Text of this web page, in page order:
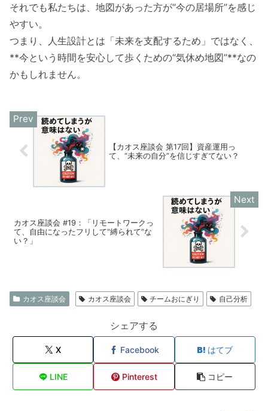
それでも私たちは、地図があった方が“今の居場所”を感じ
やすい。
つまり、人生設計とは「未来を支配するため」ではなく、
**今という時間を安心して歩くための“気休め地図”**なの
かもしれません。
【カオス座談会 第17回】資産運用っ
て、“未来の自分”を信じすぎてない？
カオス座談会 #19：「リモートワークっ
て、自由になったフリして“縛られて”な
い？」
カオス座談会 カオス座談会 チームおにぎり 自己分析
シェアする
X Facebook はてブ
LINE Pinterest コピー